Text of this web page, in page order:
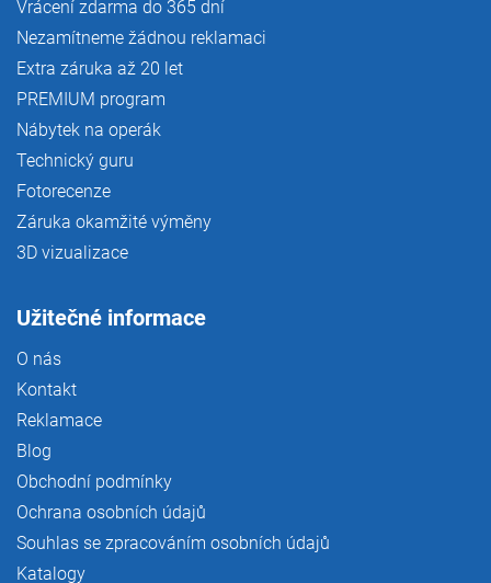
Vrácení zdarma do 365 dní
Nezamítneme žádnou reklamaci
Extra záruka až 20 let
PREMIUM program
Nábytek na operák
Technický guru
Fotorecenze
Záruka okamžité výměny
3D vizualizace
Užitečné informace
O nás
Kontakt
Reklamace
Blog
Obchodní podmínky
Ochrana osobních údajů
Souhlas se zpracováním osobních údajů
Katalogy